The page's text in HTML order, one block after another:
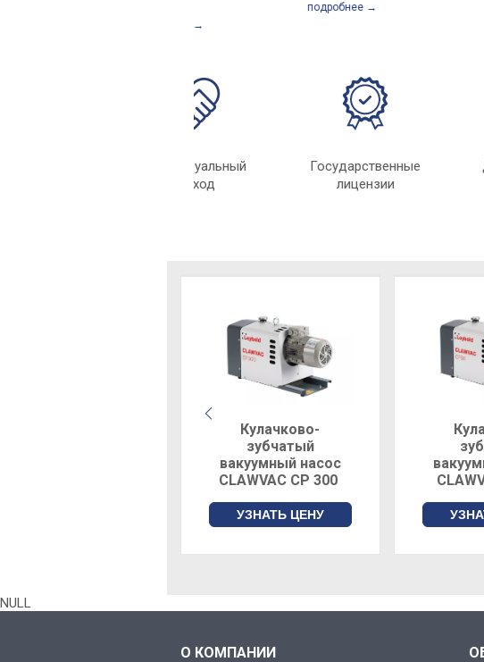
подробнее →
Государственные
лицензии
Индивидуальный
подход
Кулачково-
зубчатый
вакуумный насос
CLAWVAC CP 300
УЗНАТЬ ЦЕНУ
NULL
О КОМПАНИИ